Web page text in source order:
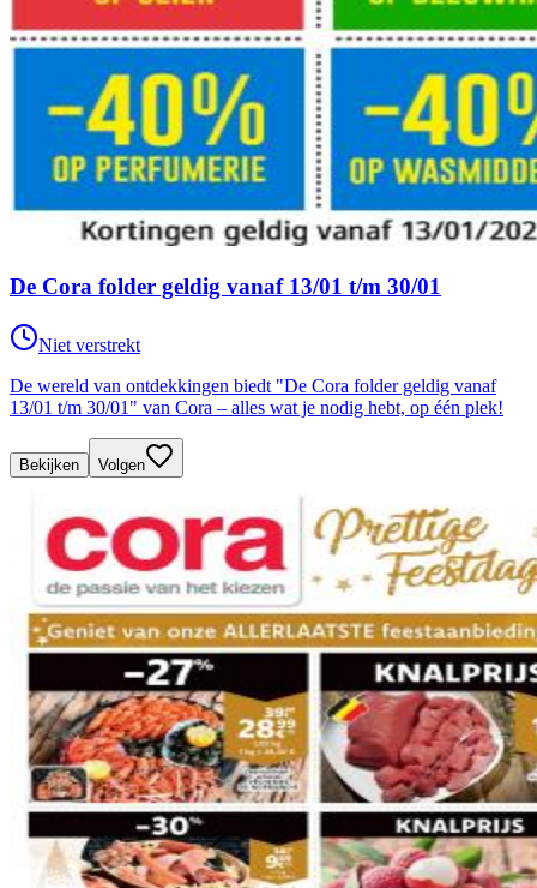
De Cora folder geldig vanaf 13/01 t/m 30/01
Niet verstrekt
De wereld van ontdekkingen biedt "De Cora folder geldig vanaf
13/01 t/m 30/01" van Cora – alles wat je nodig hebt, op één plek!
Bekijken Volgen